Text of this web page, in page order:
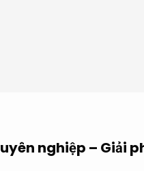
nghiệp – Giải